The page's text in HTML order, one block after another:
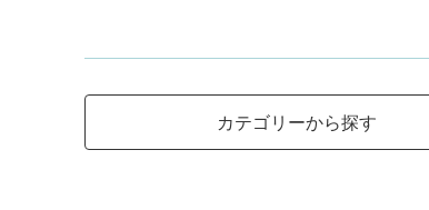
カテゴリーから探す